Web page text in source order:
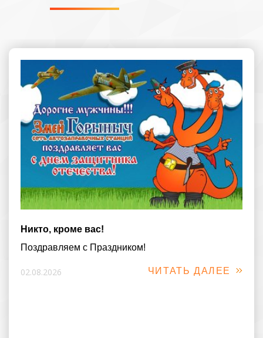
Никто, кроме вас!
Поздравляем с Праздником!
02.08.2026 ЧИТАТЬ ДАЛЕЕ